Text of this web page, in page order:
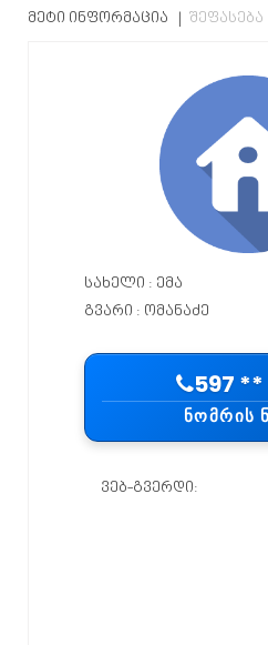
ᲛᲔᲢᲘ ᲘᲜᲤᲝᲠᲛᲐᲪᲘᲐ ᲨᲔᲤᲐᲡᲔᲑᲐ
სახელი : ემა
გვარი : ომანაძე
597
ᲜᲝᲛᲠᲘᲡ
ვებ-გვერდი: